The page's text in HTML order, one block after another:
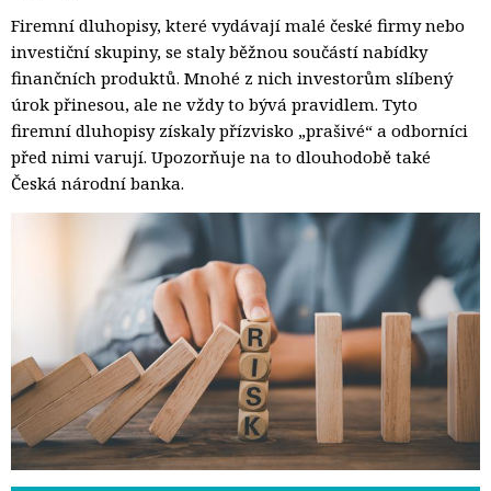
Firemní dluhopisy, které vydávají malé české firmy nebo
investiční skupiny, se staly běžnou součástí nabídky
finančních produktů. Mnohé z nich investorům slíbený
úrok přinesou, ale ne vždy to bývá pravidlem. Tyto
firemní dluhopisy získaly přízvisko „prašivé“ a odborníci
před nimi varují. Upozorňuje na to dlouhodobě také
Česká národní banka.